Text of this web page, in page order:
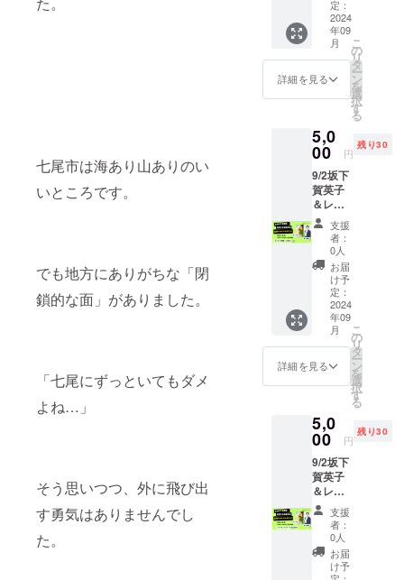
七尾市は海あり山ありのい
いところです。
でも地方にありがちな「閉
鎖的な面」がありました。
「七尾にずっといてもダメ
よね…」
そう思いつつ、外に飛び出
す勇気はありませんでし
た。
合のみ
対応い
たしま
す。 こ
ターン
を通じ
下賀英
子の書
籍をお
楽しみ
いただ
きなが
ら、便
利で環
境に優
しいコ
タンエ
コバッ
グを日
常生活
に取り
入れて
みませ
んか？
皆様の
を心よ
りお待
ちして
おりま
す。
道) ・賞
味期
限：冷
凍保存
・添加
物：な
ギー情
報：い
か、え
び 条件
指定注
意事項
・配送
方法：
クール
便で配
送 ・保
存方
法：冷
凍保存
（−18
下） ・
調理方
凍して
そのま
まお召
し上が
りいた
だけま
す。 ・
返品・
交換：
商品の
不良が
ある場
はお友
達や家
族にプ
レゼン
ます。
感謝の
ジ：坂
下賀英
子から
の感謝
のメッ
セージ
をメー
ルで受
け取れ
ます。
・条
件・注
意事項
発送に
つい
ターン
の書籍
ファン
ディン
グ終了
後、順
次郵送
いたし
ます。
・メー
ルアド
レス：
お礼の
方法：
文字の
み（20
字以
内） ・
注意事
考欄に
掲載を
希望さ
れるお
名前を
ご記入
くださ
をご希
望の方
は「講
演会+懇
親会
セッ
さい。
・リ
ターン
詳細 書
籍1冊
出版記
念講演
会参加
演者 坂
下賀英
子 レモ
ンさん
塩川祐
子（ソ
ルトさ
ん） 鍋
レモン
さんと
坂下賀
英子に
よる対
談：1月
1日に発
生した
能登半
島地震
から今
らママ
の生き
方を語
り合う
BBQ大
会】 ・
概要 坂
下賀英
と共
に、能
登の美
味しい
食材を
楽しむ
BBQ大
会を開
催しま
す。こ
のイベ
ント
は、マ
マたち
が集ま
り、食
を楽し
方や経
験を語
り合う
場で
す。美
味しい
料理と
共に、
地域の
魅力を
再発見
定：
2024
年09
月
詳細を見る
こ
の
リ
タ
ー
ン
を
選
択
す
る
5,0
00 円
残り30
9/2坂下
賀英子
＆レモ
ンさん
コラボ
セミ
ナー＋
書籍1冊
（配
信） 概
要 坂下
賀英子
とレモ
ンさん
による
コラボ
ナー
「能登
半島地
震から
支援の
あり方
を考え
る」を
オンラ
イン配
信で開
支援
者：
0人
お届
け予
定：
2024
年09
月
詳細を見る
こ
の
リ
タ
ー
ン
を
選
択
す
る
5,0
00 円
残り30
9/2坂下
賀英子
＆レモ
ンさん
コラボ
セミ
ナー＋
書籍1冊
支援
者：
0人
お届
け予